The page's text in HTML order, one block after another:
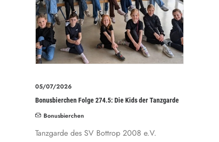
05/07/2026
Bonusbierchen Folge 274.5: Die Kids der Tanzgarde
Bonusbierchen
Tanzgarde des SV Bottrop 2008 e.V.